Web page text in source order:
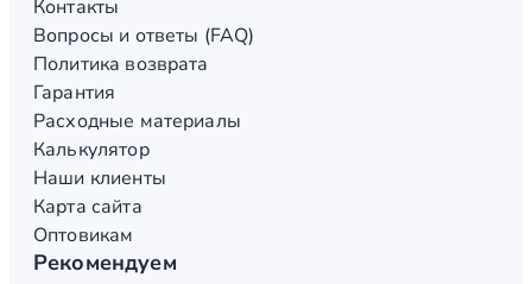
Контакты
Вопросы и ответы (FAQ)
Политика возврата
Гарантия
Расходные материалы
Калькулятор
Наши клиенты
Карта сайта
Оптовикам
Рекомендуем